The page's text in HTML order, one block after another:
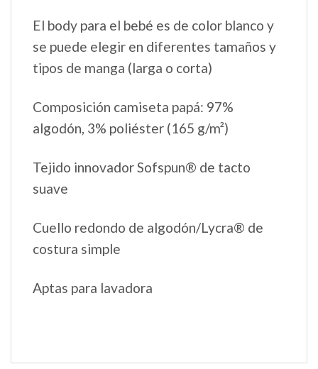
El body para el bebé es de color blanco y
se puede elegir en diferentes tamaños y
tipos de manga (larga o corta)
Composición camiseta papá: 97%
algodón, 3% poliéster (165 g/m²)
Tejido innovador Sofspun® de tacto
suave
Cuello redondo de algodón/Lycra® de
costura simple
Aptas para lavadora